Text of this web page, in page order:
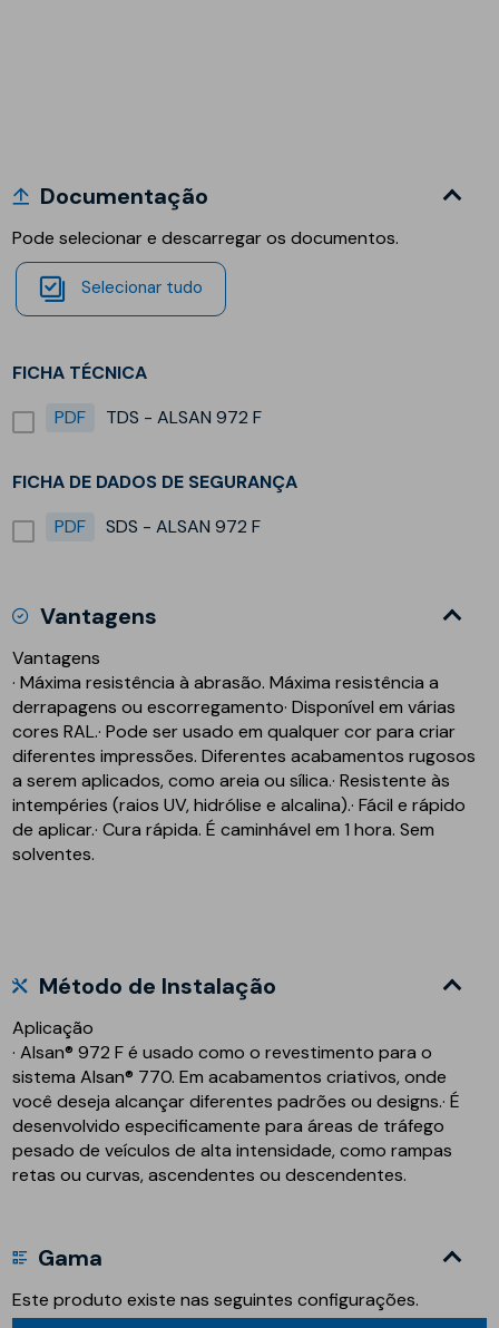
Documentação
Pode selecionar e descarregar os documentos.
Selecionar tudo
FICHA TÉCNICA
PDF
TDS - ALSAN 972 F
FICHA DE DADOS DE SEGURANÇA
PDF
SDS - ALSAN 972 F
Vantagens
Vantagens
· Máxima resistência à abrasão. Máxima resistência a
derrapagens ou escorregamento· Disponível em várias
cores RAL.· Pode ser usado em qualquer cor para criar
diferentes impressões. Diferentes acabamentos rugosos
a serem aplicados, como areia ou sílica.· Resistente às
intempéries (raios UV, hidrólise e alcalina).· Fácil e rápido
de aplicar.· Cura rápida. É caminhável em 1 hora. Sem
solventes.
Método de Instalação
Aplicação
· Alsan® 972 F é usado como o revestimento para o
sistema Alsan® 770. Em acabamentos criativos, onde
você deseja alcançar diferentes padrões ou designs.· É
desenvolvido especificamente para áreas de tráfego
pesado de veículos de alta intensidade, como rampas
retas ou curvas, ascendentes ou descendentes.
Gama
Este produto existe nas seguintes configurações.